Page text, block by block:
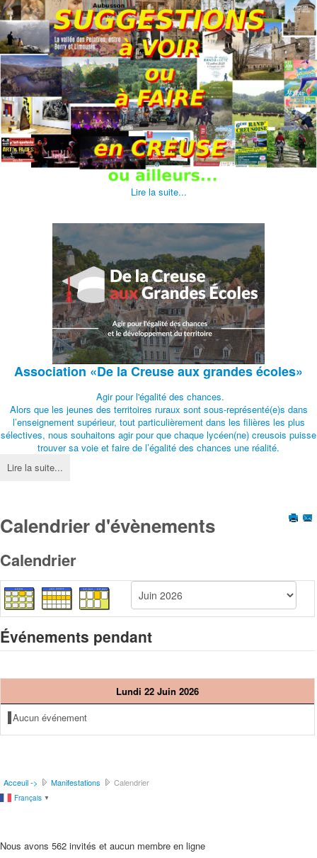
Lire la suite...
Association «De la Creuse aux grandes écoles»
Agir pour l'égalité des chances.
Alors que les jeunes des territoires ruraux sont sous-représenté(e)s dans
l’enseignement supérieur, tout particulièrement dans les filières les plus
sélectives, nous souhaitons agir pour que chaque lycéen(ne) creusois puisse
trouver sa voie et faire de l’égalité des chances une réalité.
Lire la suite...
Calendrier d'évènements
Calendrier
Événements pendant
Lundi 22 Juin 2026
Aucun événement
Acceuil -> Manifestations Calendrier
Français ▼
Nous avons 562 invités et aucun membre en ligne